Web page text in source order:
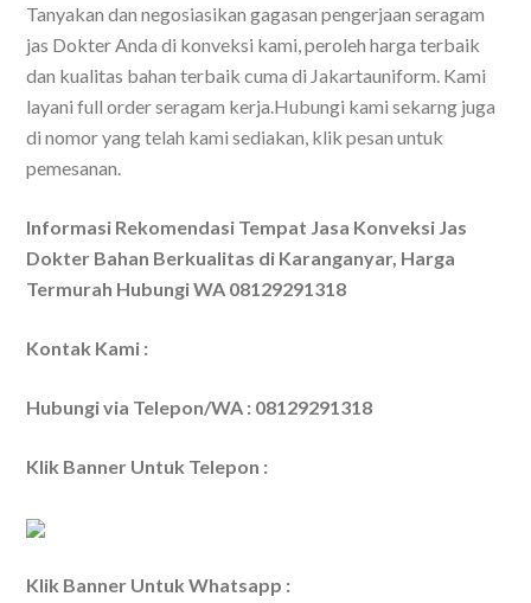
Tanyakan dan negosiasikan gagasan pengerjaan seragam
jas Dokter Anda di konveksi kami, peroleh harga terbaik
dan kualitas bahan terbaik cuma di Jakartauniform. Kami
layani full order seragam kerja.Hubungi kami sekarng juga
di nomor yang telah kami sediakan, klik pesan untuk
pemesanan.
Informasi Rekomendasi Tempat Jasa Konveksi Jas
Dokter Bahan Berkualitas di Karanganyar, Harga
Termurah Hubungi WA 08129291318
Kontak Kami :
Hubungi via Telepon/WA : 08129291318
Klik Banner Untuk Telepon :
Klik Banner Untuk Whatsapp :